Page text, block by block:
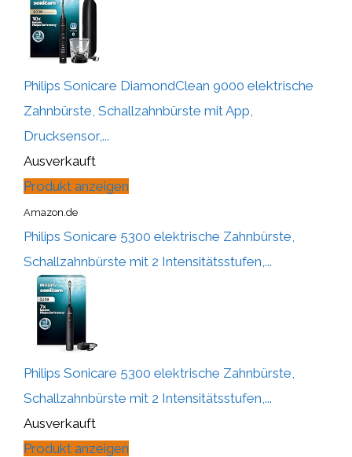
Philips Sonicare DiamondClean 9000 elektrische
Zahnbürste, Schallzahnbürste mit App,
Drucksensor,...
Ausverkauft
Produkt anzeigen
Amazon.de
Philips Sonicare 5300 elektrische Zahnbürste,
Schallzahnbürste mit 2 Intensitätsstufen,...
Philips Sonicare 5300 elektrische Zahnbürste,
Schallzahnbürste mit 2 Intensitätsstufen,...
Ausverkauft
Produkt anzeigen